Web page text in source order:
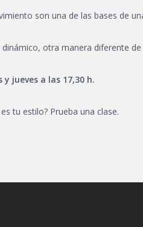
son una de las bases de
otra manera diferente
jueves a las 17,30 h.
tu estilo? Prueba una clase.